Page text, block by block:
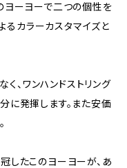
ヨーヨーで二つの個性を
るカラーカスタマイズと
、ワンハンドストリング
に発揮します。また安価
冠したこのヨーヨーが、あ